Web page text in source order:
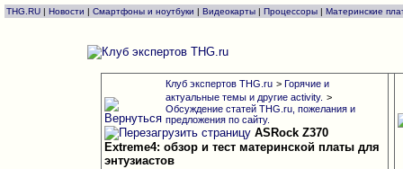
THG.RU | Новости | Смартфоны и ноутбуки | Видеокарты | Процессоры | Материнские
Клуб экспертов THG.ru > Горячие и
актуальные темы и другие activity. >
Обсуждение статей THG.ru, пожелания и
предложения по сайту.
ASRock Z370
Extreme4: обзор и тест материнской платы для
энтузиастов